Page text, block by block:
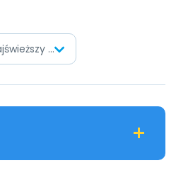
Data: Najświeższy pierwszy